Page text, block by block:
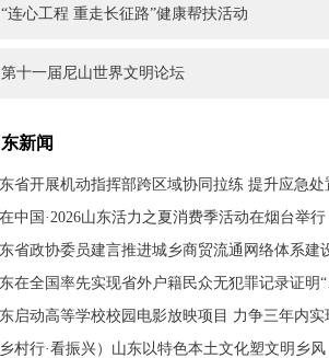
“连心工程 重走长征路”健康帮扶活动
第十一届尼山世界文明论坛
新闻
中国·2026山东活力之夏消费季活动在烟台举行
省政协委员建言推进城乡商贸流通网络体系建
山东